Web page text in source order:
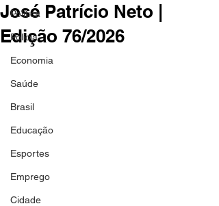
Política
Polícia
Economia
Saúde
Brasil
Educação
Esportes
Emprego
Cidade
José Patrício Neto |
Edição 76/2026